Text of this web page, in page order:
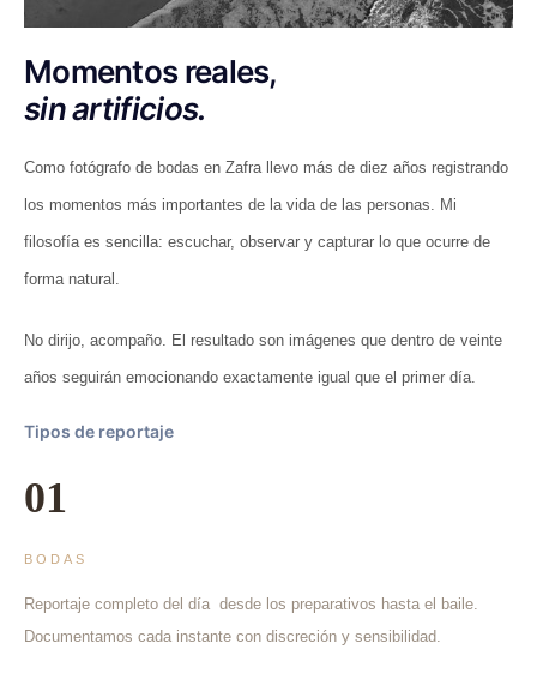
Momentos reales,
sin artificios.
Como fotógrafo de bodas en Zafra llevo más de diez años registrando
los momentos más importantes de la vida de las personas. Mi
filosofía es sencilla: escuchar, observar y capturar lo que ocurre de
forma natural.
No dirijo, acompaño. El resultado son imágenes que dentro de veinte
años seguirán emocionando exactamente igual que el primer día.
Tipos de reportaje
01
BODAS
Reportaje completo del día desde los preparativos hasta el baile.
Documentamos cada instante con discreción y sensibilidad.